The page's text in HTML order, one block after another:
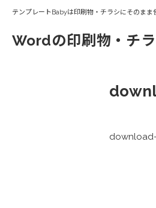
テンプレートBabyは印刷物・チラシにそのま
Wordの印刷物・チ